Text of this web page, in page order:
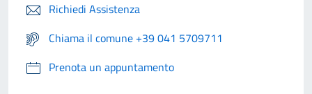
Richiedi Assistenza
Chiama il comune +39 041 5709711
Prenota un appuntamento